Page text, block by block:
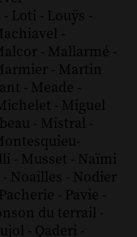
- Loti - Louÿs -
-
- Mallarmé -
- Martin
- Meade -
- Miguel
- Mistral -
-
- Musset - Naïmi
- Noailles - Nodier
Pacherie - Pavie -
du terrail -
- Qaderi -